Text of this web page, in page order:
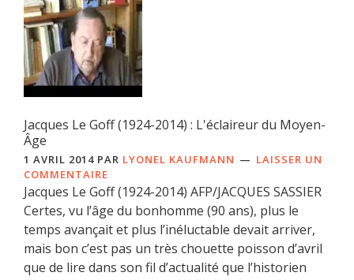
Jacques Le Goff (1924-2014) : L'éclaireur du Moyen-
Âge
1 AVRIL 2014 PAR LYONEL KAUFMANN
LAISSER UN
COMMENTAIRE
Jacques Le Goff (1924-2014) AFP/JACQUES SASSIER
Certes, vu l’âge du bonhomme (90 ans), plus le
temps avançait et plus l’inéluctable devait arriver,
mais bon c’est pas un très chouette poisson d’avril
que de lire dans son fil d’actualité que l’historien